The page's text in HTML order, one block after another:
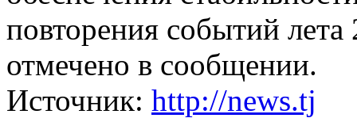
повторения событий
отмечено в сообщении.
Источник: http://news.tj